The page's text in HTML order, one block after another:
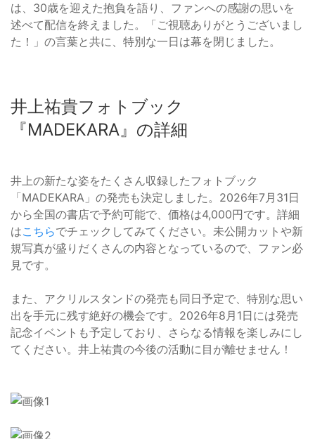
は、30歳を迎えた抱負を語り、ファンへの感謝の思いを
述べて配信を終えました。「ご視聴ありがとうございまし
た！」の言葉と共に、特別な一日は幕を閉じました。
井上祐貴フォトブック
『MADEKARA』の詳細
井上の新たな姿をたくさん収録したフォトブック
「MADEKARA」の発売も決定しました。2026年7月31日
から全国の書店で予約可能で、価格は4,000円です。詳細
はこちらでチェックしてみてください。未公開カットや新
規写真が盛りだくさんの内容となっているので、ファン必
見です。
また、アクリルスタンドの発売も同日予定で、特別な思い
出を手元に残す絶好の機会です。2026年8月1日には発売
記念イベントも予定しており、さらなる情報を楽しみにし
てください。井上祐貴の今後の活動に目が離せません！